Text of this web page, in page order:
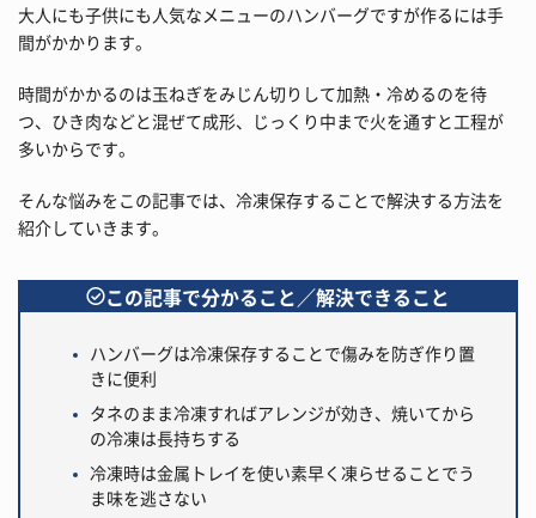
大人にも子供にも人気なメニューのハンバーグですが作るには手
間がかかります。
時間がかかるのは玉ねぎをみじん切りして加熱・冷めるのを待
つ、ひき肉などと混ぜて成形、じっくり中まで火を通すと工程が
多いからです。
そんな悩みをこの記事では、冷凍保存することで解決する方法を
紹介していきます。
この記事で分かること／解決できること
ハンバーグは冷凍保存することで傷みを防ぎ作り置
きに便利
タネのまま冷凍すればアレンジが効き、焼いてから
の冷凍は長持ちする
冷凍時は金属トレイを使い素早く凍らせることでう
ま味を逃さない